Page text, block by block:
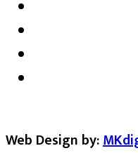
Web Design by: